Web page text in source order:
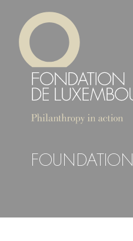
contenu
principal
FOUNDATION